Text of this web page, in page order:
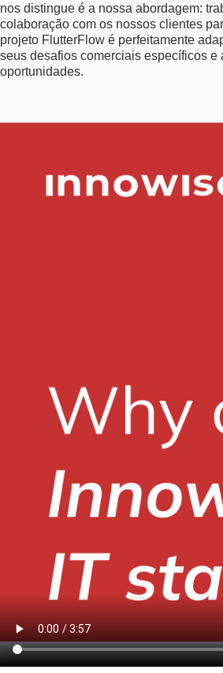
nos distingue é a nossa abordagem:
colaboração com os nossos clientes
projeto FlutterFlow é perfeitamente
seus desafios comerciais específicos e
oportunidades.